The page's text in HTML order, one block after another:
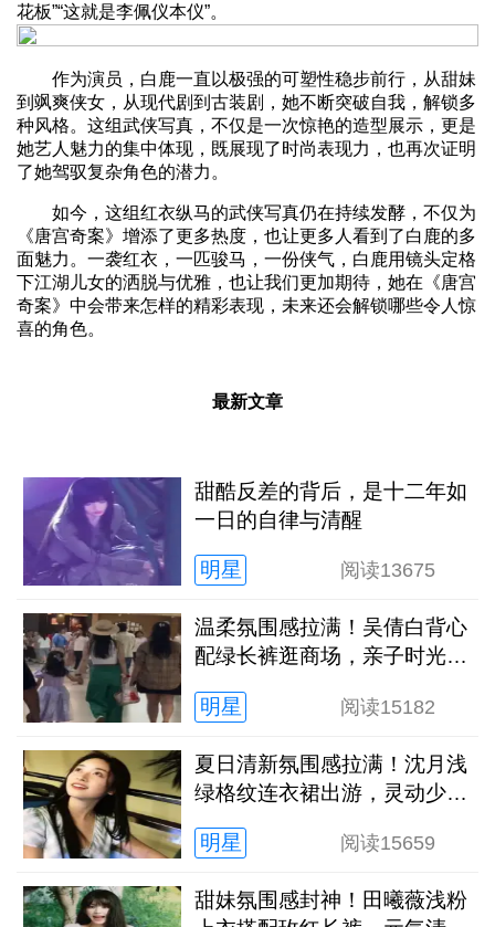
花板”“这就是李佩仪本仪”。
作为演员，白鹿一直以极强的可塑性稳步前行，从甜妹
到飒爽侠女，从现代剧到古装剧，她不断突破自我，解锁多
种风格。这组武侠写真，不仅是一次惊艳的造型展示，更是
她艺人魅力的集中体现，既展现了时尚表现力，也再次证明
了她驾驭复杂角色的潜力。
如今，这组红衣纵马的武侠写真仍在持续发酵，不仅为
《唐宫奇案》增添了更多热度，也让更多人看到了白鹿的多
面魅力。一袭红衣，一匹骏马，一份侠气，白鹿用镜头定格
下江湖儿女的洒脱与优雅，也让我们更加期待，她在《唐宫
奇案》中会带来怎样的精彩表现，未来还会解锁哪些令人惊
喜的角色。
最新文章
甜酷反差的背后，是十二年如
一日的自律与清醒
明星 阅读13675
温柔氛围感拉满！吴倩白背心
配绿长裤逛商场，亲子时光松
明星
阅读15182
夏日清新氛围感拉满！沈月浅
绿格纹连衣裙出游，灵动少女
明星
阅读15659
甜妹氛围感封神！田曦薇浅粉